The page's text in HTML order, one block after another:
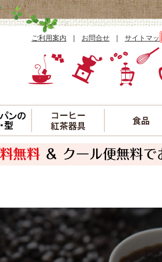
ご利用案内 お問合せ サイトマッ